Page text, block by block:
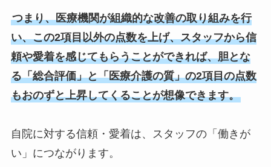
つまり、医療機関が組織的な改善の取り組みを行
い、この2項目以外の点数を上げ、スタッフから信
頼や愛着を感じてもらうことができれば、胆とな
る「総合評価」と「医療介護の質」の2項目の点数
もおのずと上昇してくることが想像できます。
自院に対する信頼・愛着は、スタッフの「働きが
い」につながります。